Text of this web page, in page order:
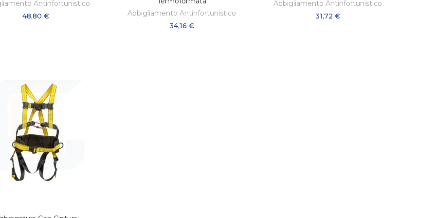
Antinfortunistico
48,80 €
Abbigliamento Antinfortunistico
34,16 €
Abbigliamento Antinfortunistico
31,72 €